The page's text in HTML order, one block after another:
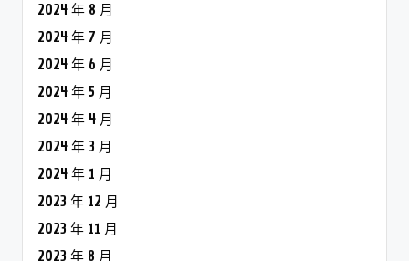
2024 年 8 月
2024 年 7 月
2024 年 6 月
2024 年 5 月
2024 年 4 月
2024 年 3 月
2024 年 1 月
2023 年 12 月
2023 年 11 月
2023 年 8 月